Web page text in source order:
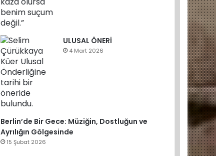
ULUSAL ÖNERİ
4 Mart 2026
Berlin’de Bir Gece: Müziğin, Dostluğun ve
Ayrılığın Gölgesinde
15 Şubat 2026